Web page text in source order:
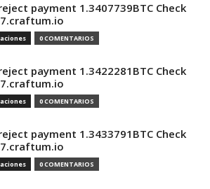
payment 1.3407739BTC Check
0 COMENTARIOS
payment 1.3422281BTC Check
0 COMENTARIOS
payment 1.3433791BTC Check
0 COMENTARIOS